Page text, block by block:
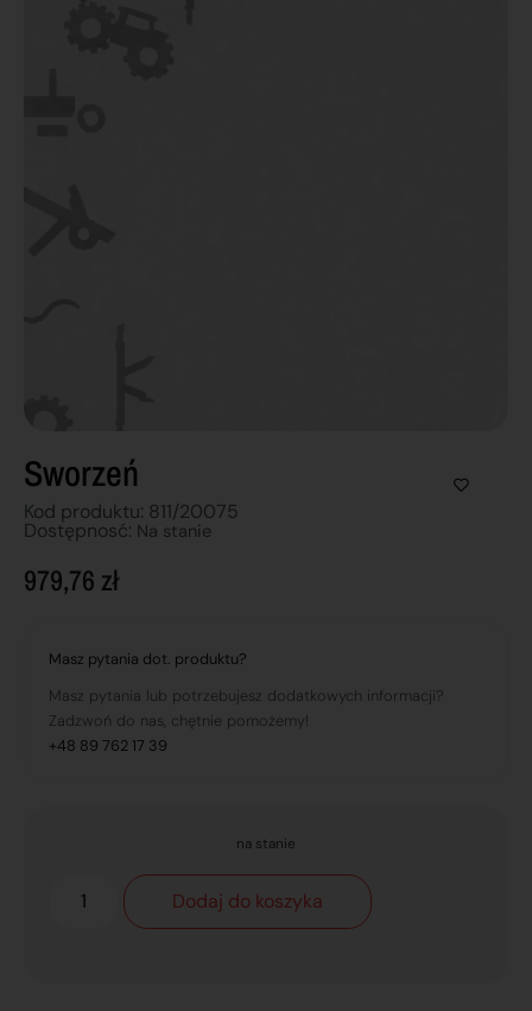
Sworzeń
Kod produktu: 811/20075
Dostępnosć: Na stanie
979,76 zł
Masz pytania dot. produktu?
Masz pytania lub potrzebujesz dodatkowych informacji?
Zadzwoń do nas, chętnie pomożemy!
+48 89 762 17 39
na stanie
Dodaj do koszyka